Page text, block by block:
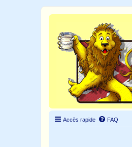
Accès rapide FAQ